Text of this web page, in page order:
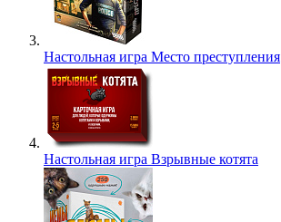
Настольная игра Место преступления
Настольная игра Взрывные котята